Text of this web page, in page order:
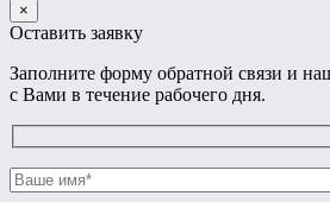
×
Оставить заявку
Заполните форму обратной связи и
с Вами в течение рабочего дня.